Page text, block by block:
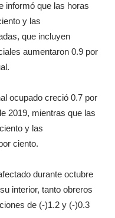
informó que las horas
y las
que incluyen
aumentaron 0.9 por
ocupado creció 0.7 por
2019, mientras que las
y las
ciento.
durante octubre
interior, tanto obreros
de (-)1.2 y (-)0.3